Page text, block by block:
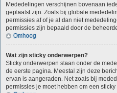
Mededelingen verschijnen bovenaan
geplaatst zijn. Zoals bij globale
permissies af of je al dan niet
permissies zijn bepaald door de
Omhoog
Wat zijn sticky onderwerpen?
Sticky onderwerpen staan onder de
de eerste pagina. Meestal zijn deze
ervan is aangeraden. Net zoals bij
permissies je moet hebben om een